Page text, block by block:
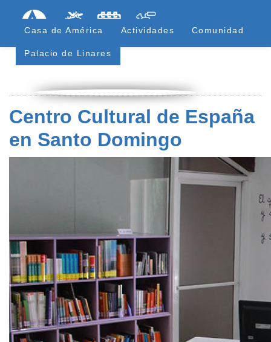
Menú Superior
Casa de América Actividades Comunidad
Palacio de Linares
Centro Cultural de España
en Santo Domingo